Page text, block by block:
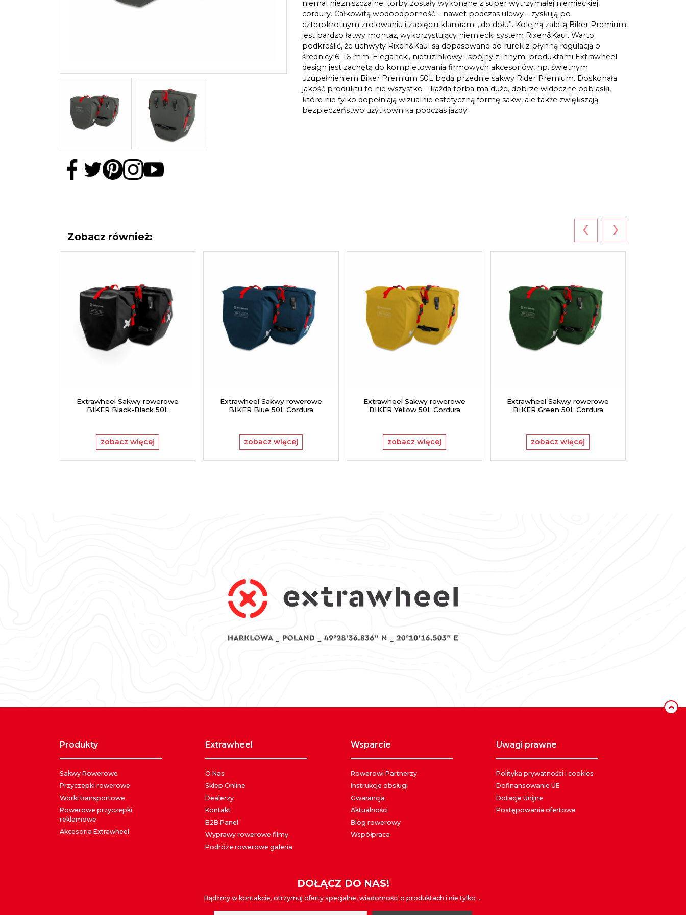
niemal niezniszczalne: torby zostały wykonane z super wytrzymałej niemieckiej
cordury. Całkowitą wodoodporność – nawet podczas ulewy – zyskują po
czterokrotnym zrolowaniu i zapięciu klamrami ,,do dołu”. Kolejną zaletą Biker Premium
jest bardzo łatwy montaż, wykorzystujący niemiecki system Rixen&Kaul. Warto
podkreślić, że uchwyty Rixen&Kaul są dopasowane do rurek z płynną regulacją o
średnicy 6–16 mm. Elegancki, nietuzinkowy i spójny z innymi produktami Extrawheel
design jest zachętą do kompletowania firmowych akcesoriów, np. świetnym
uzupełnieniem Biker Premium 50L będą przednie sakwy Rider Premium. Doskonała
jakość produktu to nie wszystko – każda torba ma duże, dobrze widoczne odblaski,
które nie tylko dopełniają wizualnie estetyczną formę sakw, ale także zwiększają
bezpieczeństwo użytkownika podczas jazdy.
Zobacz również:
Extrawheel Sakwy rowerowe
BIKER Black-Black 50L
zobacz więcej
Extrawheel Sakwy rowerowe
BIKER Blue 50L Cordura
zobacz więcej
Extrawheel Sakwy rowerowe
BIKER Yellow 50L Cordura
zobacz więcej
Extrawheel Sakwy rowerowe
BIKER Green 50L Cordura
zobacz więcej
‹ ›
‹
produkty
Sakwy Rowerowe
Przyczepki rowerowe
Worki transportowe
Rowerowe przyczepki
reklamowe
Akcesoria Extrawheel
extrawheel
O Nas
Sklep Online
Dealerzy
Kontakt
B2B Panel
Wyprawy rowerowe filmy
Podróże rowerowe galeria
wsparcie
Rowerowi Partnerzy
Instrukcje obsługi
Gwarancja
Aktualności
Blog rowerowy
Współpraca
uwagi prawne
Polityka prywatności i cookies
Dofinansowanie UE
Dotacje Unijne
Postępowania ofertowe
DOŁĄCZ DO NAS!
Bądźmy w kontakcie, otrzymuj oferty specjalne, wiadomości o produktach i nie tylko ...